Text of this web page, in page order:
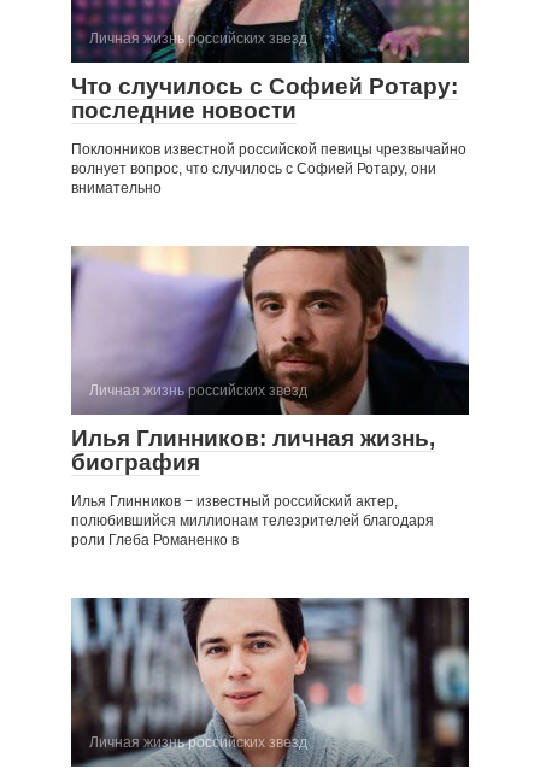
Личная жизнь российских звезд
Что случилось с Софией Ротару:
последние новости
Поклонников известной российской певицы чрезвычайно
волнует вопрос, что случилось с Софией Ротару, они
внимательно
Личная жизнь российских звезд
Илья Глинников: личная жизнь,
биография
Илья Глинников − известный российский актер,
полюбившийся миллионам телезрителей благодаря
роли Глеба Романенко в
Личная жизнь российских звезд